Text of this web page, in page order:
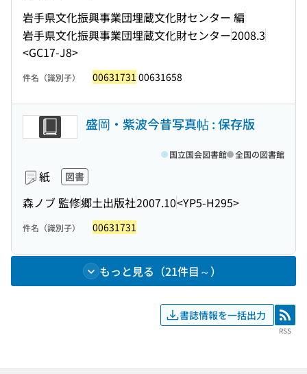
岩手県文化振興事業団埋蔵文化財センター 編
岩手県文化振興事業団埋蔵文化財センター2008.3
<GC17-J8>
件名（識別子） 00631731 00631658
盛岡・紫波今昔写真帖 : 保存版
紙 図書
森ノブ 監修郷土出版社2007.10<YP5-H295>
国立国会図書館 全国の図書館
件名（識別子） 00631731
もっと見る（21件目～）
書誌情報を一括出力 RSS
RSS